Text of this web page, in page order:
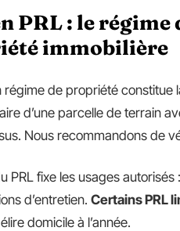
PRL : le
immobilière
régime de propriété constitue
d’une parcelle de terrain
Nous recommandons de
PRL fixe les usages
d’entretien. Certains PRL
domicile à l’année.